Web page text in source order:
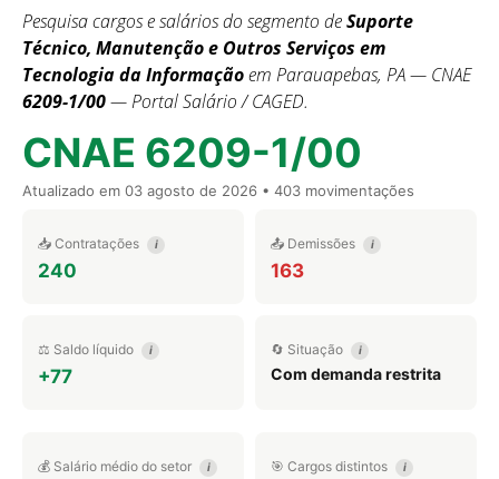
Pesquisa cargos e salários do segmento deSuporte
Técnico, Manutenção e Outros Serviços em
Tecnologia da Informaçãoem Parauapebas, PA — CNAE
6209-1/00— Portal Salário / CAGED.
CNAE 6209-1/00
Atualizado em 03 agosto de 2026 • 403 movimentações
📥 Contratações i
240
📤 Demissões i
163
⚖️ Saldo líquido i
+77
🔄 Situação i
Com demanda restrita
💰 Salário médio do setor i 🎯 Cargos distintos i